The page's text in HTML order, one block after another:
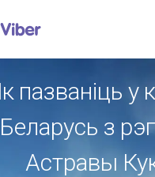
пазваніць у
Беларусь з
Астравы